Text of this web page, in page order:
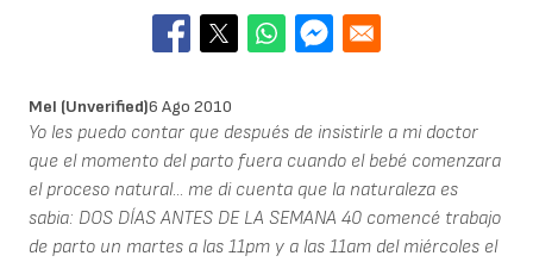
Mel (unverified)6 Ago 2010
Yo les puedo contar que después de insistirle a mi doctor
que el momento del parto fuera cuando el bebé comenzara
el proceso natural... me di cuenta que la naturaleza es
sabia: DOS DÍAS ANTES DE LA SEMANA 40 comencé trabajo
de parto un martes a las 11pm y a las 11am del miércoles el